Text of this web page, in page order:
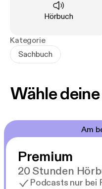
Art:
Hörbuch
Kategorie
Sachbuch
Wähle
Am
Premium
20 Stunden
Podcasts nur bei